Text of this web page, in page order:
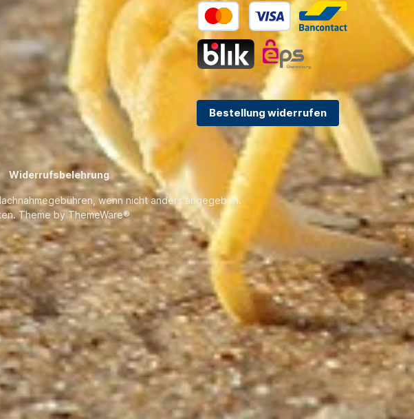
Bestellung widerrufen
Widerrufsbelehrung
wenn nicht anders angegeben.
Theme by ThemeWare®